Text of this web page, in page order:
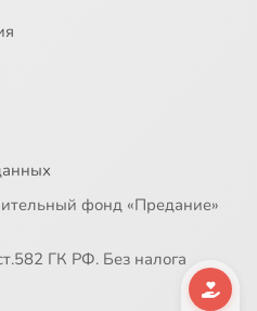
фонд «Предание»
ГК РФ. Без налога